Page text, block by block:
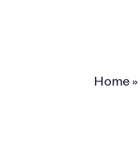
Home »